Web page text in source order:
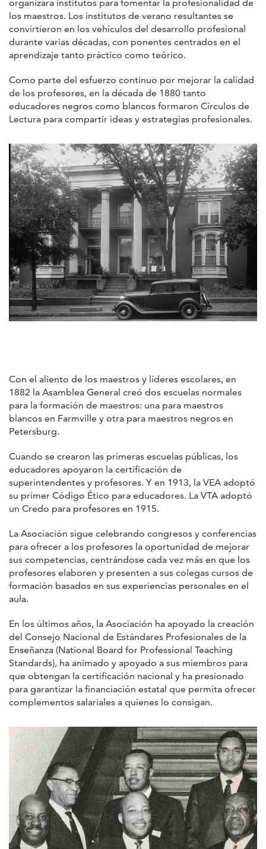
organizara institutos para fomentar la profesionalidad de
los maestros. Los institutos de verano resultantes se
convirtieron en los vehículos del desarrollo profesional
durante varias décadas, con ponentes centrados en el
aprendizaje tanto práctico como teórico.
Como parte del esfuerzo continuo por mejorar la calidad
de los profesores, en la década de 1880 tanto
educadores negros como blancos formaron Círculos de
Lectura para compartir ideas y estrategias profesionales.
Con el aliento de los maestros y líderes escolares, en
1882 la Asamblea General creó dos escuelas normales
para la formación de maestros: una para maestros
blancos en Farmville y otra para maestros negros en
Petersburg.
Cuando se crearon las primeras escuelas públicas, los
educadores apoyaron la certificación de
superintendentes y profesores. Y en 1913, la VEA adoptó
su primer Código Ético para educadores. La VTA adoptó
un Credo para profesores en 1915.
La Asociación sigue celebrando congresos y conferencias
para ofrecer a los profesores la oportunidad de mejorar
sus competencias, centrándose cada vez más en que los
profesores elaboren y presenten a sus colegas cursos de
formación basados en sus experiencias personales en el
aula.
En los últimos años, la Asociación ha apoyado la creación
del Consejo Nacional de Estándares Profesionales de la
Enseñanza (National Board for Professional Teaching
Standards), ha animado y apoyado a sus miembros para
que obtengan la certificación nacional y ha presionado
para garantizar la financiación estatal que permita ofrecer
complementos salariales a quienes lo consigan.